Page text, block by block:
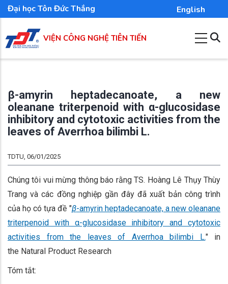
Nhảy
đến
nội
dung
Đại học Tôn Đức Thắng English
VIỆN CÔNG NGHỆ TIÊN TIẾN
β-amyrin heptadecanoate, a new
oleanane triterpenoid with α-glucosidase
inhibitory and cytotoxic activities from the
leaves of Averrhoa bilimbi L.
TDTU, 06/01/2025
Chúng tôi vui mừng thông báo rằng TS. Hoàng Lê Thụy Thùy
Trang và các đồng nghiệp gần đây đã xuất bản công trình
của họ có tựa đề "β-amyrin heptadecanoate, a new oleanane
triterpenoid with α-glucosidase inhibitory and cytotoxic
activities from the leaves of Averrhoa bilimbi L." in
the Natural Product Research
Tóm tắt: